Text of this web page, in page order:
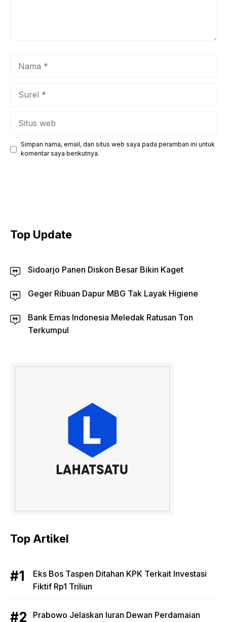
Simpan nama, email, dan situs web saya pada peramban ini untuk
komentar saya berikutnya.
Top Update
Sidoarjo Panen Diskon Besar Bikin Kaget
Geger Ribuan Dapur MBG Tak Layak Higiene
Bank Emas Indonesia Meledak Ratusan Ton
Terkumpul
Top Artikel
Eks Bos Taspen Ditahan KPK Terkait Investasi
Fiktif Rp1 Triliun
Prabowo Jelaskan Iuran Dewan Perdamaian